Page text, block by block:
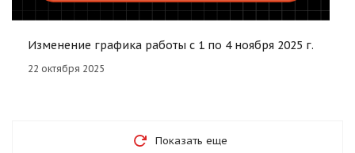
Изменение графика работы с 1 по 4 ноября 2025 г.
22 октября 2025
Показать еще